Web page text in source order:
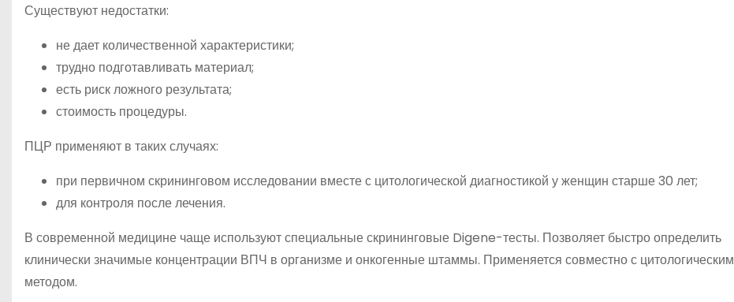
Существуют недостатки:
не дает количественной характеристики;
трудно подготавливать материал;
есть риск ложного результата;
стоимость процедуры.
ПЦР применяют в таких случаях:
при первичном скрининговом исследовании вместе с цитологической диагностикой у женщин старше 30 лет;
для контроля после лечения.
В современной медицине чаще используют специальные скрининговые Digene-тесты. Позволяет быстро определить
клинически значимые концентрации ВПЧ в организме и онкогенные штаммы. Применяется совместно с цитологическим
методом.